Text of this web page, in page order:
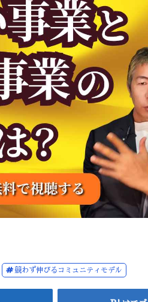
競わず伸びるコミュニティモデル